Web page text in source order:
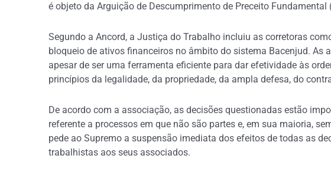
é objeto da Arguição de Descumprimento de Preceito
Segundo a Ancord, a Justiça do Trabalho incluiu as corretoras
bloqueio de ativos financeiros no âmbito do sistema Bacenjud. As
apesar de ser uma ferramenta eficiente para dar efetividade às
princípios da legalidade, da propriedade, da ampla defesa, do
De acordo com a associação, as decisões questionadas estão
referente a processos em que não são partes e, em sua maioria,
pede ao Supremo a suspensão imediata dos efeitos de todas as
trabalhistas aos seus associados.